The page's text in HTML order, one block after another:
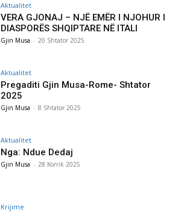
Aktualitet
VERA GJONAJ – NJË EMËR I NJOHUR I
DIASPORËS SHQIPTARE NË ITALI
Gjin Musa - 20 Shtator 2025
Aktualitet
Pregaditi Gjin Musa-Rome- Shtator
2025
Gjin Musa - 8 Shtator 2025
Aktualitet
Nga: Ndue Dedaj
Gjin Musa - 28 Korrik 2025
Krijime